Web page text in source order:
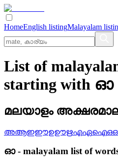
HomeEnglish listingMalayalam
List of
starting with ഓ
മലയാളം
അആഇഈഉഊഋഎഏഐഒ
ഓ- malayalam list of